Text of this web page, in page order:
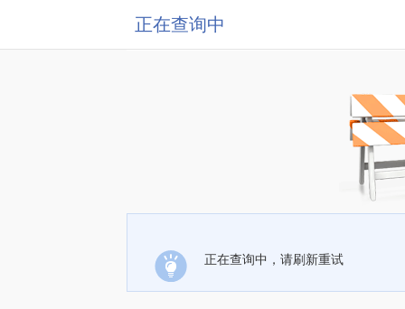
正在查询中
正在查询中，请刷新重试